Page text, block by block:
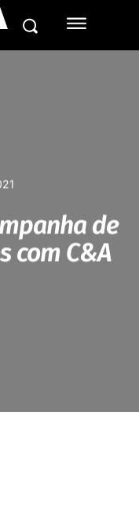
de
com C&A